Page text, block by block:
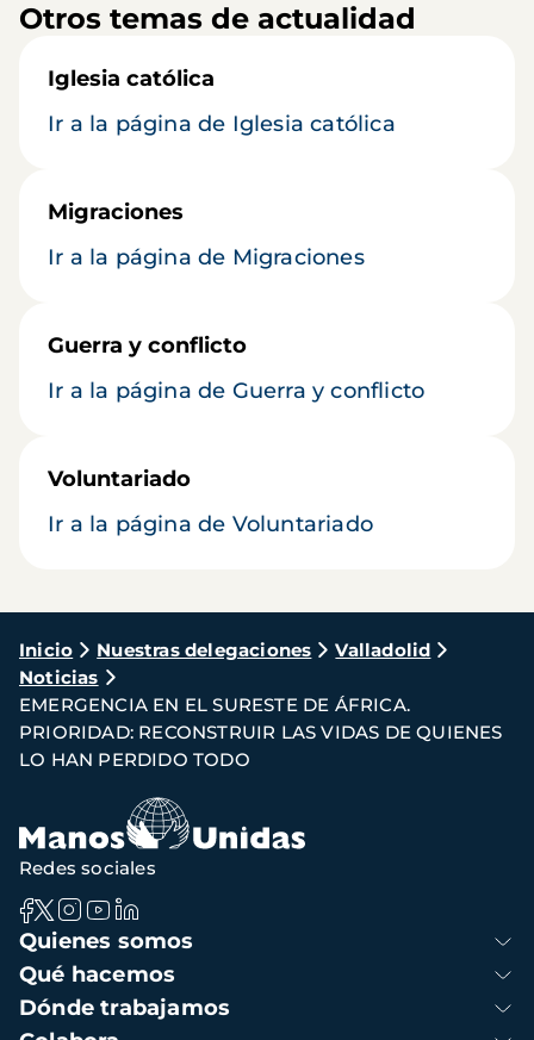
Otros temas de actualidad
Iglesia católica
Ir a la página de Iglesia católica
Migraciones
Ir a la página de Migraciones
Guerra y conflicto
Ir a la página de Guerra y conflicto
Voluntariado
Ir a la página de Voluntariado
Ruta
de
navegación
Inicio Nuestras delegaciones
Valladolid
Noticias
EMERGENCIA EN EL SURESTE DE ÁFRICA.
PRIORIDAD: RECONSTRUIR LAS VIDAS DE QUIENES
LO HAN PERDIDO TODO
Navegación
principal
Quienes somos
Qué hacemos
Dónde trabajamos
Redes sociales